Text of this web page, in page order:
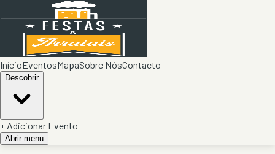
InícioEventosMapaSobre NósContacto
Descobrir
+ Adicionar Evento
Abrir menu